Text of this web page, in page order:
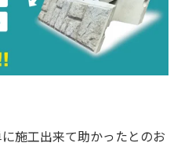
施工出来て助かったとのお